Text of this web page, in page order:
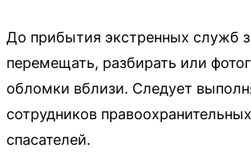
До прибытия экстренных служб
перемещать, разбирать или
обломки вблизи. Следует
сотрудников
спасателей.